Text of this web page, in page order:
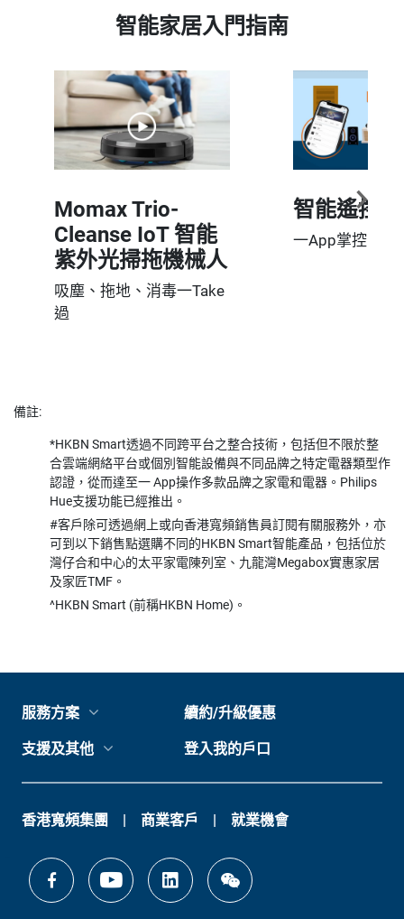
智能家居入門指南
Momax Trio-
Cleanse IoT 智能
紫外光掃拖機械人
吸塵、拖地、消毒一Take
過
智能遙控器
一App掌控家中
備註:
*HKBN Smart透過不同跨平台之整合技術，包括但不限於整
合雲端網絡平台或個別智能設備與不同品牌之特定電器類型作
認證，從而達至一 App操作多款品牌之家電和電器。Philips
Hue支援功能已經推出。
#客戶除可透過網上或向香港寬頻銷售員訂閱有關服務外，亦
可到以下銷售點選購不同的HKBN Smart智能產品，包括位於
灣仔合和中心的太平家電陳列室、九龍灣Megabox實惠家居
及家匠TMF。
^HKBN Smart (前稱HKBN Home)。
服務方案 續約/升級優惠
支援及其他 登入我的戶口
香港寬頻集團 商業客戶 就業機會